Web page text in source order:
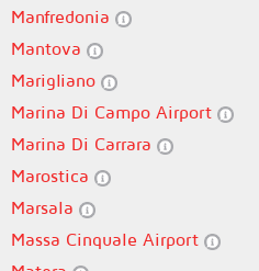
Manfredonia
Mantova
Marigliano
Marina Di Campo Airport
Marina Di Carrara
Marostica
Marsala
Massa Cinquale Airport